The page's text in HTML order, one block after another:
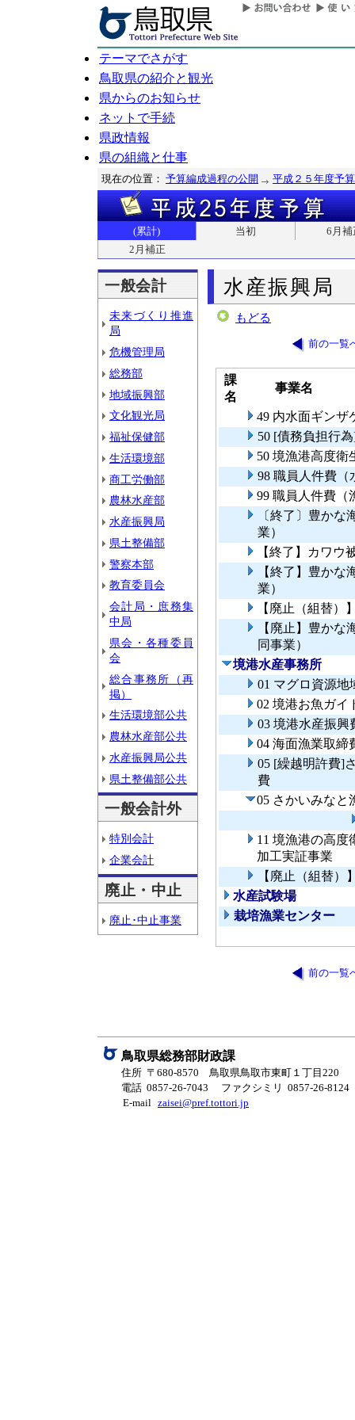
テーマでさがす
鳥取県の紹介と観光
県からのお知らせ
ネットで手続
県政情報
県の組織と仕事
現在の位置： 予算編成過程の公開 平成２５年度予算
(累計) 当初
6月補
2月補正
一般会計
未来づくり推進
局
危機管理局
総務部
地域振興部
文化観光局
福祉保健部
生活環境部
商工労働部
農林水産部
水産振興局
県土整備部
警察本部
教育委員会
会計局・庶務集
中局
県会・各種委員
会
総合事務所（再
掲）
生活環境部公共
農林水産部公共
水産振興局公共
県土整備部公共
一般会計外
特別会計
企業会計
廃止・中止
廃止･中止事業
水産振興局
もどる
前の一覧
課
名
事業名
49 内水面ギンザ
50 [債務負担行
50 境漁港高度衛
98 職員人件費（
99 職員人件費（
〔終了〕豊か
業）
【終了】カワウ
【終了】豊か
業）
【廃止（組替）
【廃止】豊か
同事業）
境港水産事務所
01 マグロ資源地
02 境港お魚ガイ
03 境港水産振興
04 海面漁業取締
05 [繰越明許費]
費
05 さかいみなと
11 境漁港の高度
加工実証事業
【廃止（組替
水産試験場
栽培漁業センター
前の一覧
鳥取県総務部財政課
住所 〒680-8570 鳥取県鳥取市東町１丁目220
電話 0857-26-7043
ファクシミリ 0857-26-8124
E-mail zaisei@pref.tottori.jp